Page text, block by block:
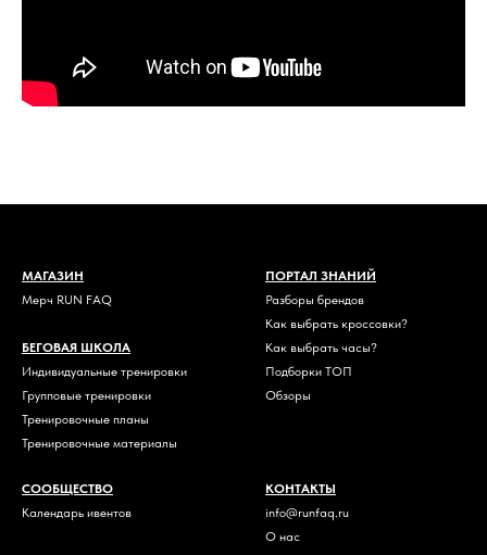
МАГАЗИН
Мерч RUN FAQ
БЕГОВАЯ ШКОЛА
Индивидуальные тренировки
Групповые тренировки
Тренировочные планы
Тренировочные материалы
ПОРТАЛ ЗНАНИЙ
Разборы брендов
Как выбрать кроссовки?
Как выбрать часы?
Подборки ТОП
Обзоры
СООБЩЕСТВО
Календарь ивентов
КОНТАКТЫ
info@runfaq.ru
О нас